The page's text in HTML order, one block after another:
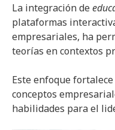
La integración de
plataformas
empresariales, ha
teorías en contextos
Este enfoque
conceptos
habilidades para el